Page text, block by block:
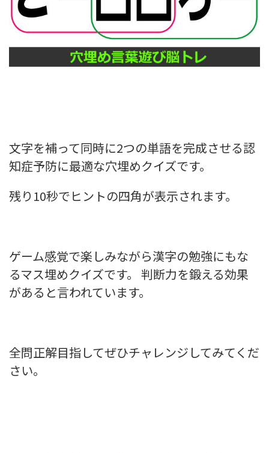
文字を補って同時に2つの単語を完成させる認
知症予防に最適な穴埋めクイズです。
残り10秒でヒントの四角が表示されます。
ゲーム感覚で楽しみながら漢字の勉強にもな
るマス埋めクイズです。 判断力を鍛える効果
があると言われています。
全問正解目指してぜひチャレンジしてみてくだ
さい。